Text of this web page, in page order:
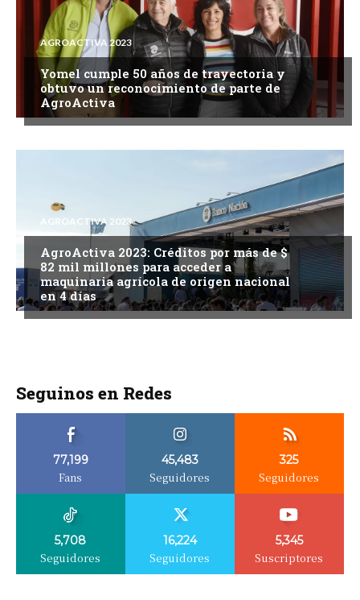
AGROACTIVA 2023
Yomel cumple 50 años de trayectoria y
obtuvo un reconocimiento de parte de
AgroActiva
AGROACTIVA 2023
AgroActiva 2023: Créditos por más de $
82 mil millones para acceder a
maquinaria agrícola de origen nacional
en 4 días
Seguinos en Redes
77,199
Fans
45,483
Seguidores
325
Seguidores
5,708
Seguidores
16,224
Seguidores
5,345
Suscriptores